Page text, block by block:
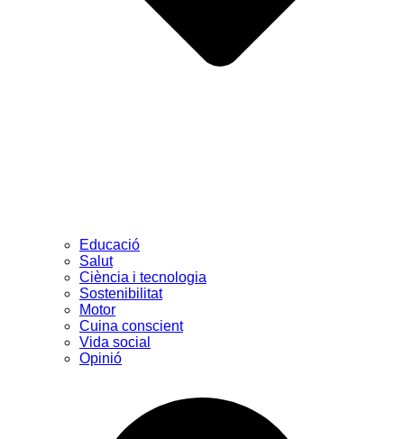
Educació
Salut
Ciència i tecnologia
Sostenibilitat
Motor
Cuina conscient
Vida social
Opinió